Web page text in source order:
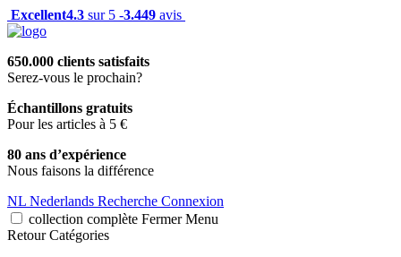
Excellent4.3 sur 5 -3.449 avis
650.000 clients satisfaits
Serez-vous le prochain?
Échantillons gratuits
Pour les articles à 5 €
80 ans d’expérience
Nous faisons la différence
NL Nederlands Recherche Connexion
collection complète Fermer Menu
Retour Catégories